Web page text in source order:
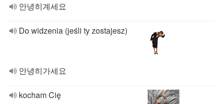
안녕히계세요
Do widzenia (jeśli ty zostajesz)
안녕히가세요
kocham Cię